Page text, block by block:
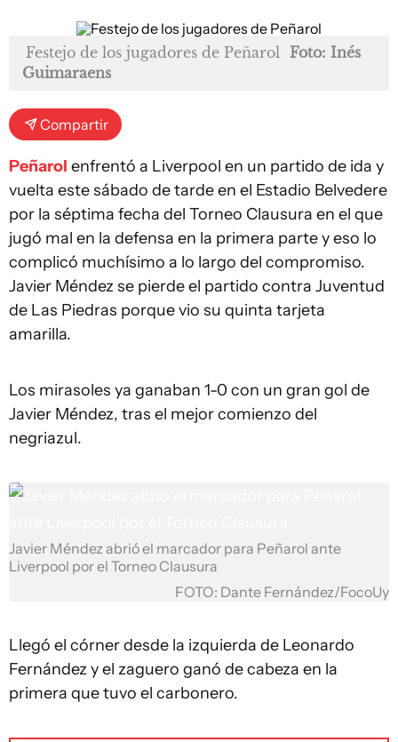
Festejo de los jugadores de Peñarol Foto: Inés
Guimaraens
Compartir
Peñarol enfrentó a Liverpool en un partido de ida y
vuelta este sábado de tarde en el Estadio Belvedere
por la séptima fecha del Torneo Clausura en el que
jugó mal en la defensa en la primera parte y eso lo
complicó muchísimo a lo largo del compromiso.
Javier Méndez se pierde el partido contra Juventud
de Las Piedras porque vio su quinta tarjeta
amarilla.
Los mirasoles ya ganaban 1-0 con un gran gol de
Javier Méndez, tras el mejor comienzo del
negriazul.
Javier Méndez abrió el marcador para Peñarol ante
Liverpool por el Torneo Clausura
FOTO: Dante Fernández/FocoUy
Llegó el córner desde la izquierda de Leonardo
Fernández y el zaguero ganó de cabeza en la
primera que tuvo el carbonero.